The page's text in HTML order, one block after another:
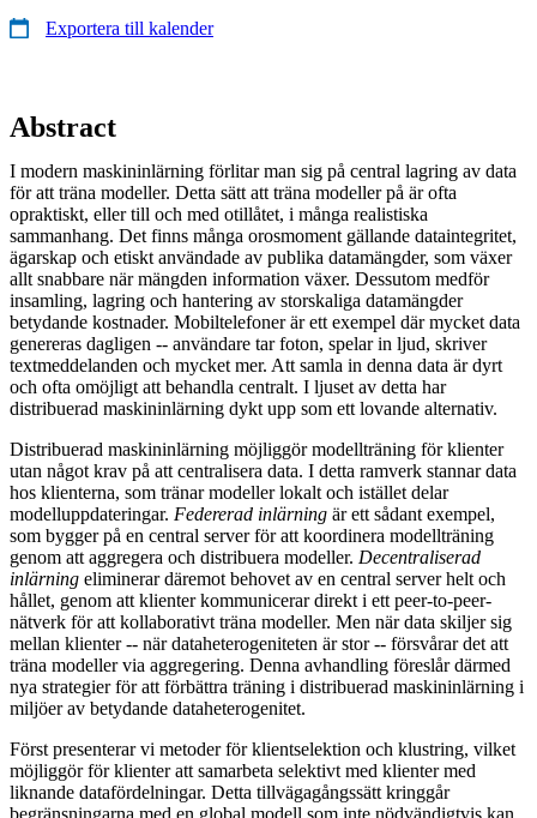
Exportera till kalender
Abstract
I modern maskininlärning förlitar man sig på central lagring av data
för att träna modeller. Detta sätt att träna modeller på är ofta
opraktiskt, eller till och med otillåtet, i många realistiska
sammanhang. Det finns många orosmoment gällande dataintegritet,
ägarskap och etiskt användade av publika datamängder, som växer
allt snabbare när mängden information växer. Dessutom medför
insamling, lagring och hantering av storskaliga datamängder
betydande kostnader. Mobiltelefoner är ett exempel där mycket data
genereras dagligen -- användare tar foton, spelar in ljud, skriver
textmeddelanden och mycket mer. Att samla in denna data är dyrt
och ofta omöjligt att behandla centralt. I ljuset av detta har
distribuerad maskininlärning dykt upp som ett lovande alternativ.
Distribuerad maskininlärning möjliggör modellträning för klienter
utan något krav på att centralisera data. I detta ramverk stannar data
hos klienterna, som tränar modeller lokalt och istället delar
modelluppdateringar. Federerad inlärning är ett sådant exempel,
som bygger på en central server för att koordinera modellträning
genom att aggregera och distribuera modeller. Decentraliserad
inlärning eliminerar däremot behovet av en central server helt och
hållet, genom att klienter kommunicerar direkt i ett peer-to-peer-
nätverk för att kollaborativt träna modeller. Men när data skiljer sig
mellan klienter -- när dataheterogeniteten är stor -- försvårar det att
träna modeller via aggregering. Denna avhandling föreslår därmed
nya strategier för att förbättra träning i distribuerad maskininlärning i
miljöer av betydande dataheterogenitet.
Först presenterar vi metoder för klientselektion och klustring, vilket
möjliggör för klienter att samarbeta selektivt med klienter med
liknande datafördelningar. Detta tillvägagångssätt kringgår
begränsningarna med en global modell som inte nödvändigtvis kan